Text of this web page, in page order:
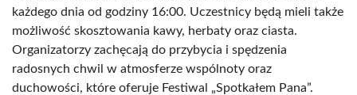
każdego dnia od godziny 16:00. Uczestnicy będą mieli także
możliwość skosztowania kawy, herbaty oraz ciasta.
Organizatorzy zachęcają do przybycia i spędzenia
radosnych chwil w atmosferze wspólnoty oraz
duchowości, które oferuje Festiwal „Spotkałem Pana”.